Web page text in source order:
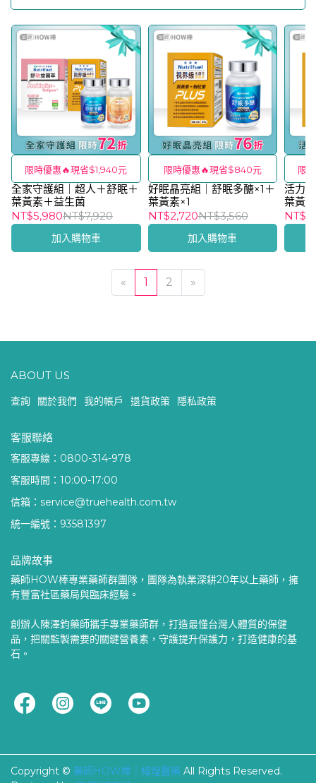
限時優惠🔥現省$1,940元
全家守護組｜超人＋舒眠＋
葉黃素＋益生菌
NT$5,980NT$7,920
加入購物車
限時優惠🔥現省$840元
好眠晶亮組｜舒眠多醣×1＋
葉黃素×1
NT$2,720NT$3,560
加入購物車
限
活力
葉黃
« 1 2 »
ABOUT US
查詢 關於我們 我的帳戶 退貨政策 隱私政策
客服聯絡
客服專線：0800-314-978
客服時間：10:00-17:00
信箱：service@truehealth.com.tw
統一編號：93581397
品牌故事
藥師HOW棒專業藥師群團隊，團隊為執業深耕20年以上藥師，擁
有豐富社區藥局與臨床經驗。
創辦人陳澤鈞藥師攜手專業藥師群，打造最懂台灣人體質的保健
品，把關監製需要的關鍵營養素，守護提升保護力，打造健康的基
石。
Copyright © 藥師HOW棒｜樽煌醫藥 All Rights Reserved.